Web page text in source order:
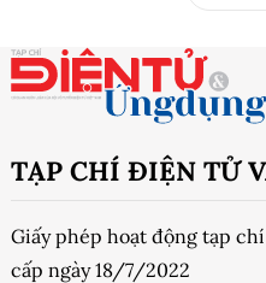
TẠP CHÍ ĐIỆN TỬ
Giấy phép hoạt động tạp
cấp ngày 18/7/2022